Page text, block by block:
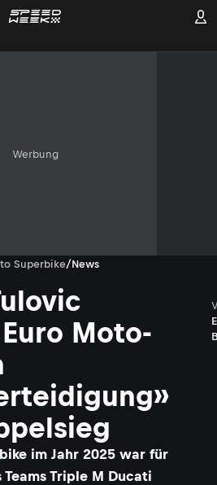
Werbung
Superbike/News
Moto-
im Jahr 2025 war für
Triple M Ducati